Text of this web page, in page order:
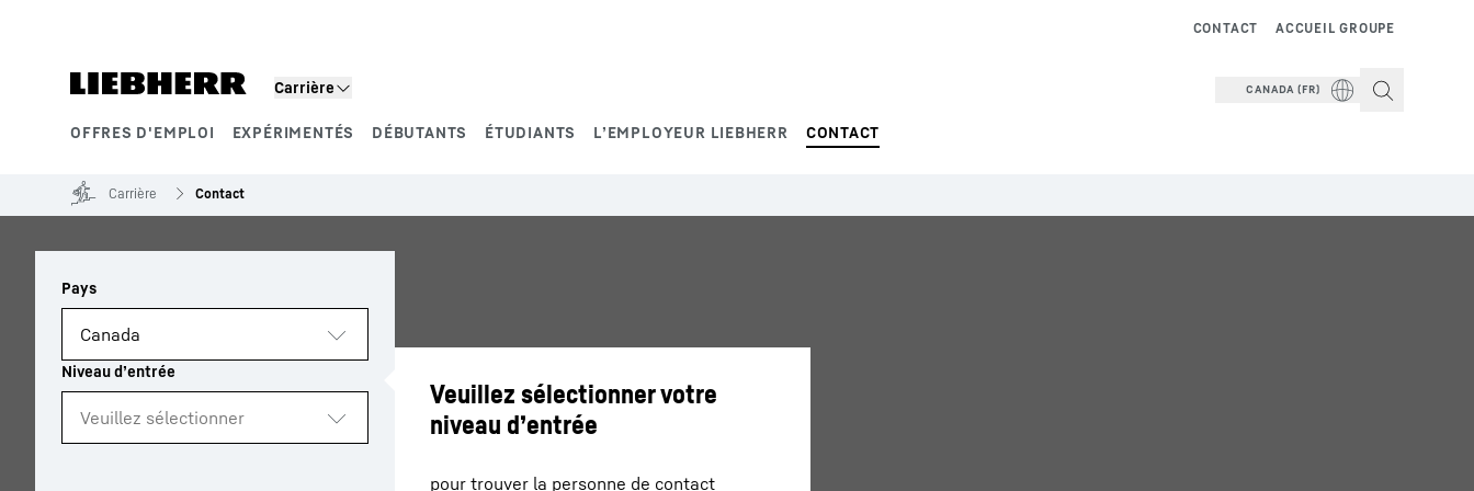
Carrière
OFFRES D'EMPLOI EXPÉRIMENTÉS DÉBUTANTS ÉTUDIANTS L’EMPLOYEUR LIEBHERR CONTACT
ACCUEIL GROUPE
CONTACT
CANADA (FR)
Carrière Contact
Veuillez sélectionner votre
niveau d’entrée
pour trouver la personne de contact